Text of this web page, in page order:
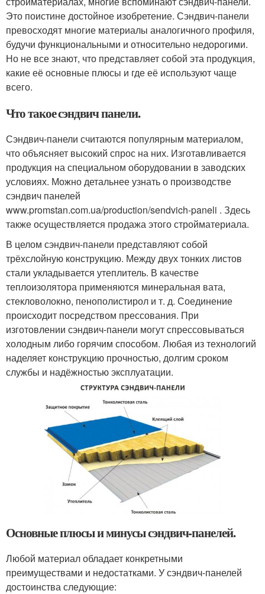
Это поистине достойное изобретение. Сэндвич-панели
превосходят многие материалы аналогичного профиля,
будучи функциональными и относительно недорогими.
Но не все знают, что представляет собой эта продукция,
какие её основные плюсы и где её используют чаще
всего.
Что такое сэндвич панели.
Сэндвич-панели считаются популярным материалом,
что объясняет высокий спрос на них. Изготавливается
продукция на специальном оборудовании в заводских
условиях. Можно детальнее узнать о производстве
сэндвич панелей
www.promstan.com.ua/production/sendvich-paneli . Здесь
также осуществляется продажа этого стройматериала.
В целом сэндвич-панели представляют собой
трёхслойную конструкцию. Между двух тонких листов
стали укладывается утеплитель. В качестве
теплоизолятора применяются минеральная вата,
стекловолокно, пенополистирол и т. д. Соединение
происходит посредством прессования. При
изготовлении сэндвич-панели могут спрессовываться
холодным либо горячим способом. Любая из технологий
наделяет конструкцию прочностью, долгим сроком
службы и надёжностью эксплуатации.
Основные плюсы и минусы сэндвич-панелей.
Любой материал обладает конкретными
преимуществами и недостатками. У сэндвич-панелей
достоинства следующие: